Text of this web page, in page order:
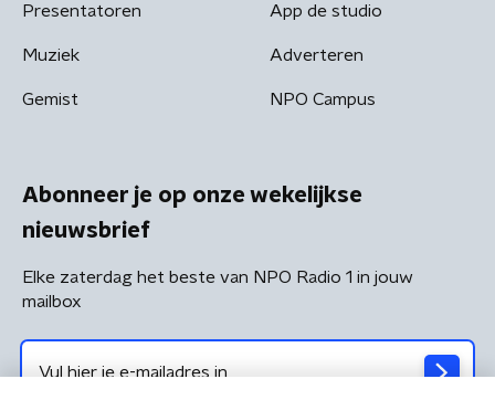
Presentatoren
Muziek
Gemist
App de studio
Adverteren
NPO Campus
Abonneer je op onze wekelijkse
nieuwsbrief
Elke zaterdag het beste van NPO Radio 1 in jouw
mailbox